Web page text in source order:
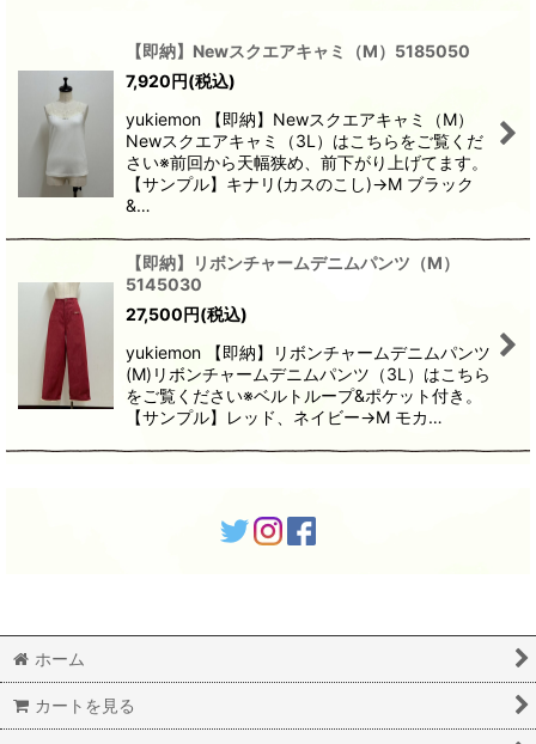
【即納】Newスクエアキャミ（M）5185050
7,920円(税込)
yukiemon 【即納】Newスクエアキャミ（M）
Newスクエアキャミ（3L）はこちらをご覧くだ
さい※前回から天幅狭め、前下がり上げてます。
【サンプル】キナリ(カスのこし)→M ブラック
&…
【即納】リボンチャームデニムパンツ（M）
5145030
27,500円(税込)
yukiemon 【即納】リボンチャームデニムパンツ
(M)リボンチャームデニムパンツ（3L）はこちら
をご覧ください※ベルトループ&ポケット付き。
【サンプル】レッド、ネイビー→M モカ…
ホーム
カートを見る